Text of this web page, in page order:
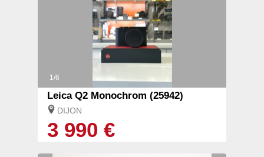
1/6
Leica Q2 Monochrom (25942)
DIJON
3 990 €